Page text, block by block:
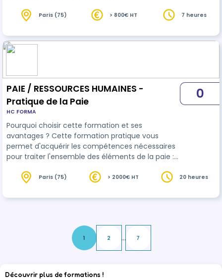
Paris (75) > 800€ HT 7 heures
PAIE / RESSOURCES HUMAINES -
Pratique de la Paie
HC FORMA
Pourquoi choisir cette formation et ses
avantages ? Cette formation pratique vous
permet d'acquérir les compétences nécessaires
pour traiter l'ensemble des éléments de la paie :
avantages en nature, et absences. Avantages de
obligations réglementaires liées à la paie. -
Montée en compétences : Gagnez e…
0
Paris (75) > 2000€ HT 20 heures
1 2 ... 7
Découvrir plus de formations !